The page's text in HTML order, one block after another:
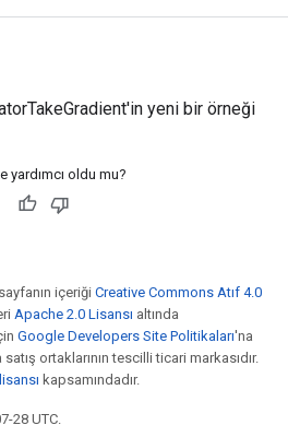
yeni bir örneği
yardımcı oldu mu?
içeriği Creative Commons Atıf 4.0
Apache 2.0 Lisansı altında
Google Developers Site Politikaları'na
ortaklarının tescilli ticari markasıdır.
kapsamındadır.
28 UTC.